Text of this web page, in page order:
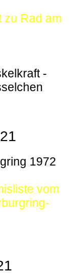
zu Rad am
-
1972
vom